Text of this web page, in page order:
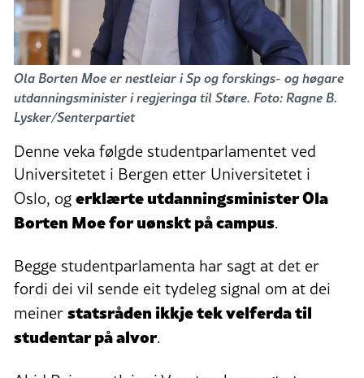
Ola Borten Moe er nestleiar i Sp og forskings- og høgare
utdanningsminister i regjeringa til Støre. Foto: Ragne B.
Lysker/Senterpartiet
Denne veka følgde studentparlamentet ved
Universitetet i Bergen etter Universitetet i
Oslo, ogerklærte utdanningsminister Ola
Borten Moe for uønskt på campus.
Begge studentparlamenta har sagt at det er
fordi dei vil sende eit tydeleg signal om at dei
meinerstatsråden ikkje tek velferda til
studentar på alvor.